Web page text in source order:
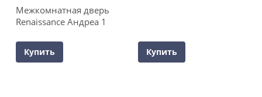
Межкомнатная дверь
Renaissance Андреа 1
Купить Купить